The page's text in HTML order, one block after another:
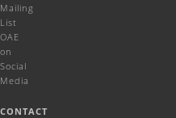
Mailing
List
OAE
on
Social
Media
CONTACT